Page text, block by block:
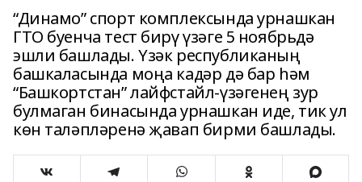
“Динамо” спорт комплексында урнашкан
ГТО буенча тест бирү үзәге 5 ноябрьдә
эшли башлады. Үзәк республиканың
башкаласында моңа кадәр дә бар һәм
“Башкортстан” лайфстайл-үзәгенең зур
булмаган бинасында урнашкан иде, тик ул
көн таләпләренә җавап бирми башлады.